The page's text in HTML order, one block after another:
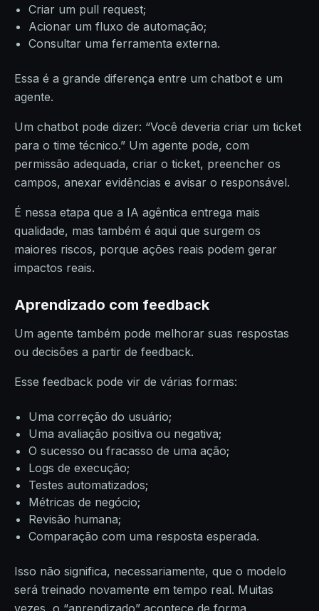
Criar um pull request;
Acionar um fluxo de automação;
Consultar uma ferramenta externa.
Essa é a grande diferença entre um chatbot e um
agente.
Um chatbot pode dizer: “Você deveria criar um ticket
para o time técnico.” Um agente pode, com
permissão adequada, criar o ticket, preencher os
campos, anexar evidências e avisar o responsável.
É nessa etapa que a IA agêntica entrega mais
qualidade, mas também é aqui que surgem os
maiores riscos, porque ações reais podem gerar
impactos reais.
Aprendizado com feedback
Um agente também pode melhorar suas respostas
ou decisões a partir de feedback.
Esse feedback pode vir de várias formas:
Uma correção do usuário;
Uma avaliação positiva ou negativa;
O sucesso ou fracasso de uma ação;
Logs de execução;
Testes automatizados;
Métricas de negócio;
Revisão humana;
Comparação com uma resposta esperada.
Isso não significa, necessariamente, que o modelo
será treinado novamente em tempo real. Muitas
vezes, o “aprendizado” acontece de forma